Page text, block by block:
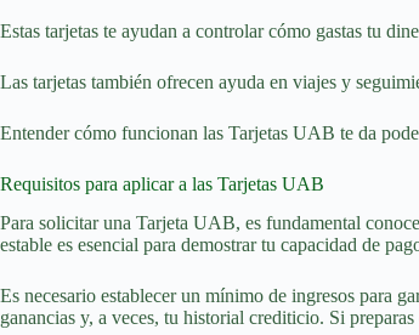
Estas tarjetas te ayudan a controlar cómo gastas tu
Las tarjetas también ofrecen ayuda en viajes y
Entender cómo funcionan las Tarjetas UAB te da
Requisitos para aplicar a las Tarjetas UAB
Para solicitar una Tarjeta UAB, es fundamental
estable es esencial para demostrar tu capacidad de
Es necesario establecer un mínimo de ingresos para
ganancias y, a veces, tu historial crediticio. Si